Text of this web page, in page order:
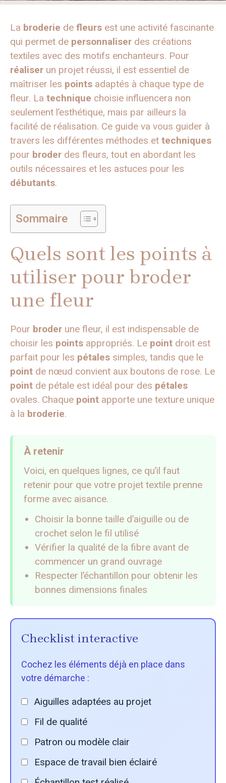
La broderie de fleurs est une activité fascinante
qui permet de personnaliser des créations
textiles avec des motifs enchanteurs. Pour
réaliser un projet réussi, il est essentiel de
maîtriser les points adaptés à chaque type de
fleur. La technique choisie influencera non
seulement l’esthétique, mais par ailleurs la
facilité de réalisation. Ce guide va vous guider à
travers les différentes méthodes et techniques
pour broder des fleurs, tout en abordant les
outils nécessaires et les astuces pour les
débutants.
Sommaire
Quels sont les points à
utiliser pour broder
une fleur
Pour broder une fleur, il est indispensable de
choisir les points appropriés. Le point droit est
parfait pour les pétales simples, tandis que le
point de nœud convient aux boutons de rose. Le
point de pétale est idéal pour des pétales
ovales. Chaque point apporte une texture unique
à la broderie.
À retenir
Voici, en quelques lignes, ce qu’il faut
retenir pour que votre projet textile prenne
forme avec aisance.
Choisir la bonne taille d’aiguille ou de
crochet selon le fil utilisé
Vérifier la qualité de la fibre avant de
commencer un grand ouvrage
Respecter l’échantillon pour obtenir les
bonnes dimensions finales
Checklist interactive
Cochez les éléments déjà en place dans
votre démarche :
Aiguilles adaptées au projet
Fil de qualité
Patron ou modèle clair
Espace de travail bien éclairé